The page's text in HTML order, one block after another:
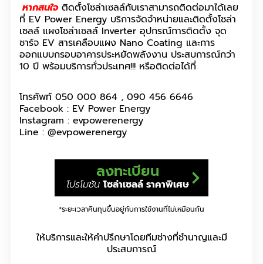
หากสนใจติดตั้งโซล่าเซลล์กับเราสามารถติดต่อมาได้เลย
ที่ EV Power Energy บริการจัดจำหน่ายและติดตั้งโซล่า
เซลล์ แผงโซล่าเซลล์ Inverter อุปกรณ์การติดตั้ง จุด
ชาร์จ EV สารเคลือบแผง Nano Coating และการ
ออกแบบกรอบอาคารประหยัดพลังงาน ประสบการณ์กว่า
10 ปี พร้อมบริการทั่วประเทศ!!! หรือติดต่อได้ที่
โทรศัพท์ 050 000 864 , 090 456 6646
Facebook : EV Power Energy
Instagram : evpowerenergy
Line : @evpowerenergy
ลงทะเบียน
โปรโมชัน โซล่าเซลล์ ราคาพิเศษ
*ระยะเวลาคืนทุนขึ้นอยู่กับการใช้งานที่ไม่เหมือนกัน
ให้บริการและให้คำปรึกษาโดยทีมช่างที่ชำนาญและมี
ประสบการณ์